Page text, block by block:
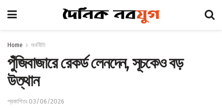
Home অর্থনীতি
পুঁজিবাজারে রেকর্ড লেনদেন, সূচকেও বড়
উত্থান
প্রকাশিতঃ 03/06/2026